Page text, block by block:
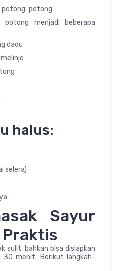
potong-potong
menjadi beberapa
dadu
halus:
selera)
Sayur
Praktis
sulit, bahkan bisa disiapkan
30 menit. Berikut langkah-